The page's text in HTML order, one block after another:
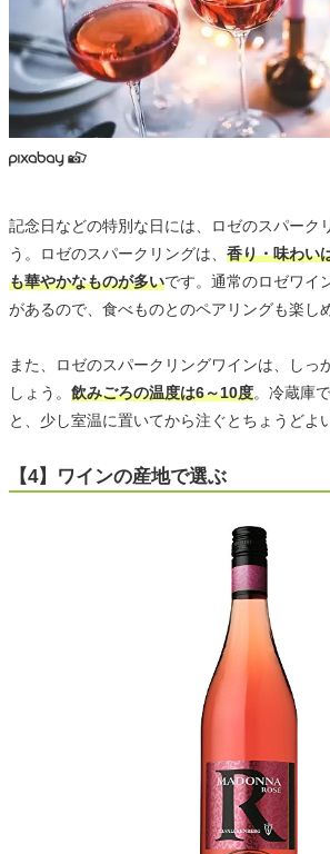
記念日などの特別な日には、ロゼのスパーク
う。ロゼのスパークリングは、 香り・味わい
も華やかなものが多いです。通常のロゼワイ
があるので、食べものとのペアリングも楽し
また、ロゼのスパークリングワインは、しっ
しょう。 飲みごろの温度は6～10度。冷蔵庫
と、少し室温に置いてから注ぐとちょうどよ
【4】ワインの産地で選ぶ